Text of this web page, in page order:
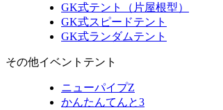
GK式テント（片屋根型）
GK式スピードテント
GK式ランダムテント
その他イベントテント
ニューパイプZ
かんたんてんと3